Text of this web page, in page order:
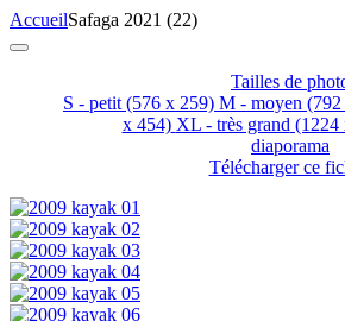
AccueilSafaga 2021 (22)
Tailles de
S - petit (576 x 259) M - moyen
x 454) XL - très grand (1224
diaporama
Télécharger ce